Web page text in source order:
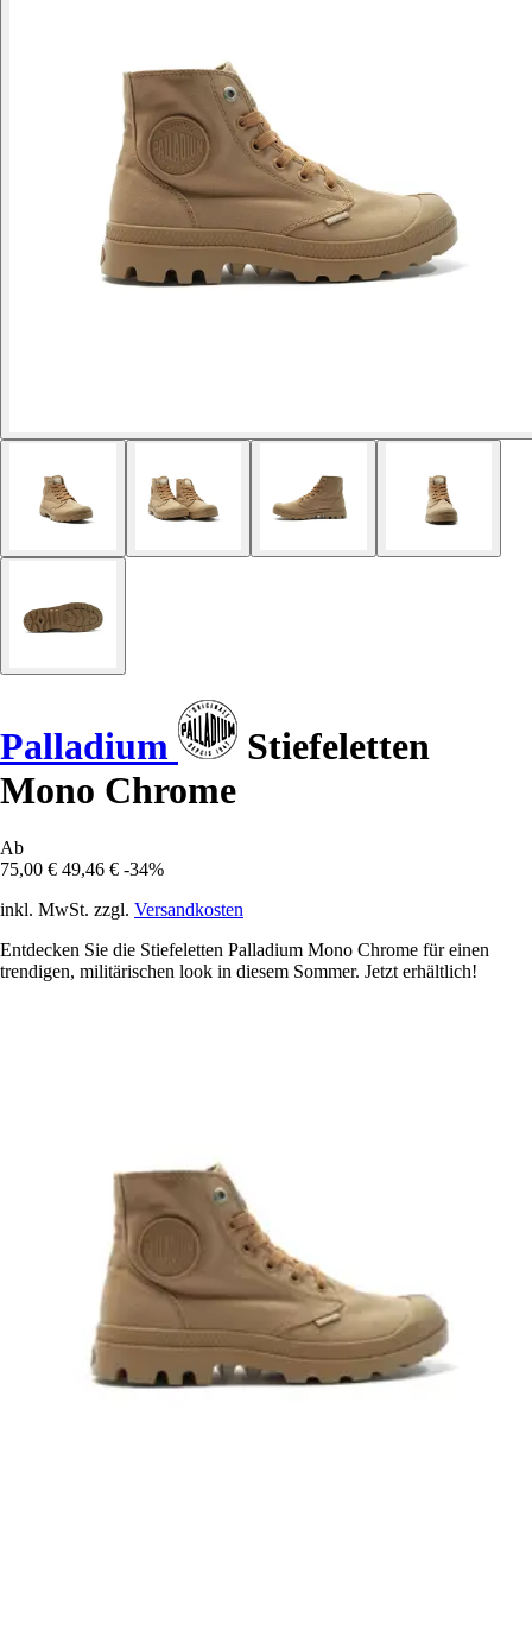
Palladium
Stiefeletten
Mono Chrome
Ab
75,00 € 49,46 € -34%
inkl. MwSt. zzgl. Versandkosten
Entdecken Sie die Stiefeletten Palladium Mono Chrome für einen
trendigen, militärischen look in diesem Sommer. Jetzt erhältlich!